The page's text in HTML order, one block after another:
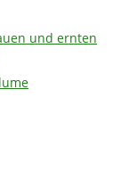
und ernten